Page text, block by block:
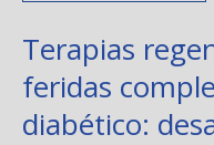
Terapias
feridas
diabético: